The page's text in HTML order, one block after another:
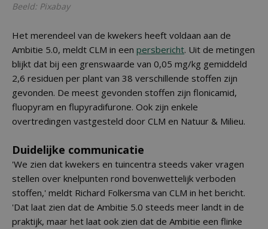
Beeld: Pixabay
Het merendeel van de kwekers heeft voldaan aan de
Ambitie 5.0, meldt CLM in een persbericht. Uit de metingen
blijkt dat bij een grenswaarde van 0,05 mg/kg gemiddeld
2,6 residuen per plant van 38 verschillende stoffen zijn
gevonden. De meest gevonden stoffen zijn flonicamid,
fluopyram en flupyradifurone. Ook zijn enkele
overtredingen vastgesteld door CLM en Natuur & Milieu.
Duidelijke communicatie
'We zien dat kwekers en tuincentra steeds vaker vragen
stellen over knelpunten rond bovenwettelijk verboden
stoffen,' meldt Richard Folkersma van CLM in het bericht.
'Dat laat zien dat de Ambitie 5.0 steeds meer landt in de
praktijk, maar het laat ook zien dat de Ambitie een flinke